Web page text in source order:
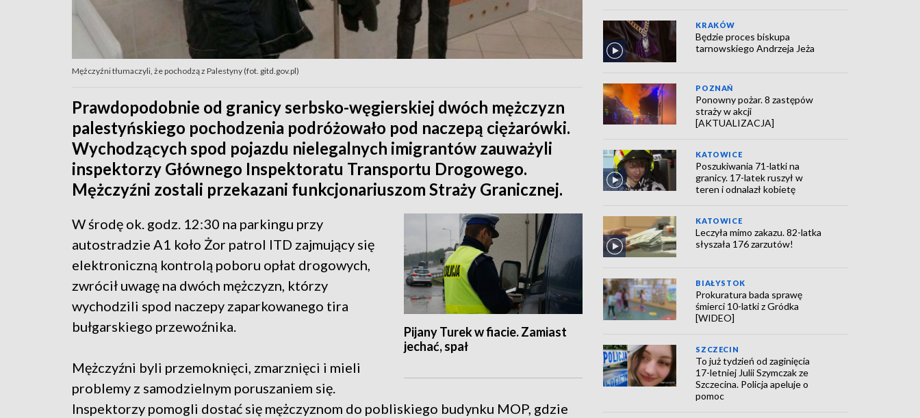
Mężczyźni tłumaczyli, że pochodzą z Palestyny (fot. gitd.gov.pl)
Prawdopodobnie od granicy serbsko-węgierskiej dwóch mężczyzn
palestyńskiego pochodzenia podróżowało pod naczepą ciężarówki.
Wychodzących spod pojazdu nielegalnych imigrantów zauważyli
inspektorzy Głównego Inspektoratu Transportu Drogowego.
Mężczyźni zostali przekazani funkcjonariuszom Straży Granicznej.
Pijany Turek w fiacie. Zamiast
jechać, spał
W środę ok. godz. 12:30 na parkingu przy
autostradzie A1 koło Żor patrol ITD zajmujący się
elektroniczną kontrolą poboru opłat drogowych,
zwrócił uwagę na dwóch mężczyzn, którzy
wychodzili spod naczepy zaparkowanego tira
bułgarskiego przewoźnika.
Mężczyźni byli przemoknięci, zmarznięci i mieli
problemy z samodzielnym poruszaniem się.
Inspektorzy pomogli dostać się mężczyznom do pobliskiego budynku MOP, gdzie
KRAKÓW
Będzie proces biskupa
tarnowskiego Andrzeja Jeża
POZNAŃ
Ponowny pożar. 8 zastępów
straży w akcji
[AKTUALIZACJA]
KATOWICE
Poszukiwania 71-latki na
granicy. 17-latek ruszył w
teren i odnalazł kobietę
KATOWICE
Leczyła mimo zakazu. 82-latka
słyszała 176 zarzutów!
BIAŁYSTOK
Prokuratura bada sprawę
śmierci 10-latki z Gródka
[WIDEO]
SZCZECIN
To już tydzień od zaginięcia
17-letniej Julii Szymczak ze
Szczecina. Policja apeluje o
pomoc